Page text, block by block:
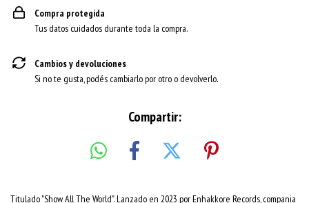
Compra protegida
Tus datos cuidados durante toda la compra.
Cambios y devoluciones
Si no te gusta, podés cambiarlo por otro o devolverlo.
Compartir:
Titulado "Show All The World". Lanzado en 2023 por Enhakkore Records, compania